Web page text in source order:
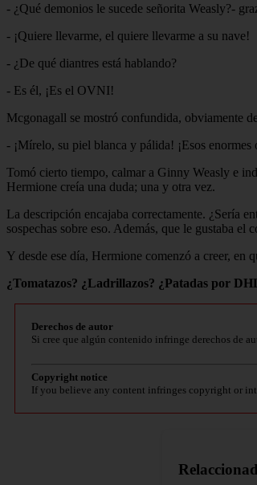
- ¿Qué demonios le sucede señorita Weasly?-
- ¡Quiere llevarme, el quiere llevarme a su nave!
- ¿De qué diantres está hablando?
- Es él, ¡Es el OVNI!
Mcgonagall se mostró confundida, obviamente
- ¡Mírelo, su piel blanca y pálida! ¡Esos
Tomó cierto tiempo, calmar a Ginny Weasly e
Hermione creía una duda; una y otra vez.
La descripción encajaba correctamente. ¿Sería
sospechas sobre eso. Además, que le gustaba el
Y desde ese día, Hermione comenzó a creer, en
¿Tomatazos? ¿Ladrillazos? ¿Patadas por
Derechos de autor
Si cree que algún contenido infringe derechos de
Copyright notice
If you believe any content infringes copyright or